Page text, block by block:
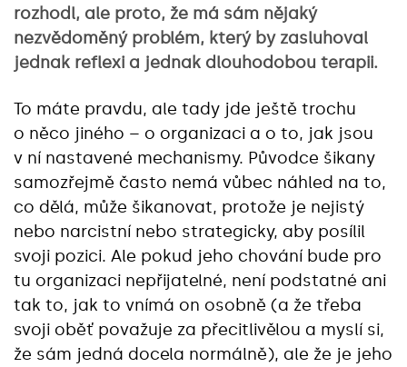
rozhodl, ale proto, že má sám nějaký
nezvědoměný problém, který by zasluhoval
jednak reflexi a jednak dlouhodobou terapii.
To máte pravdu, ale tady jde ještě trochu
o něco jiného – o organizaci a o to, jak jsou
v ní nastavené mechanismy. Původce šikany
samozřejmě často nemá vůbec náhled na to,
co dělá, může šikanovat, protože je nejistý
nebo narcistní nebo strategicky, aby posílil
svoji pozici. Ale pokud jeho chování bude pro
tu organizaci nepřijatelné, není podstatné ani
tak to, jak to vnímá on osobně (a že třeba
svoji oběť považuje za přecitlivělou a myslí si,
že sám jedná docela normálně), ale že je jeho